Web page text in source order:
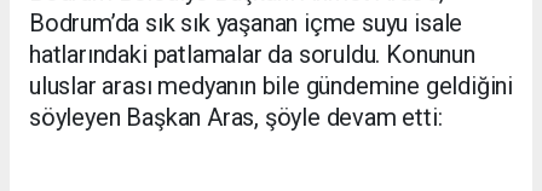
Bodrum’da sık sık yaşanan içme suyu isale
hatlarındaki patlamalar da soruldu. Konunun
uluslar arası medyanın bile gündemine geldiğini
söyleyen Başkan Aras, şöyle devam etti: